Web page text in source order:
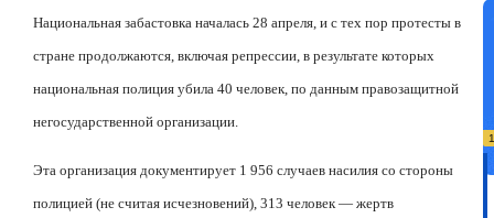
Национальная забастовка началась 28 апреля, и с тех пор протесты в
стране продолжаются, включая репрессии, в результате которых
национальная полиция убила 40 человек, по данным правозащитной
негосударственной организации.
Эта организация документирует 1 956 случаев насилия со стороны
полицией (не считая исчезновений), 313 человек — жертв